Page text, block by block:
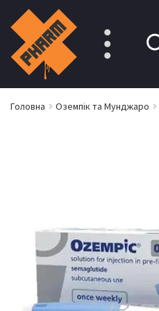
Головна Оземпік та Мунджаро